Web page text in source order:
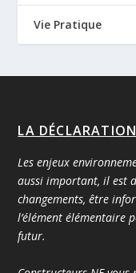
Vie Pratique
LA
Les enjeux
aussi important, il est
changements, être
l’élément élémentaire
futur.